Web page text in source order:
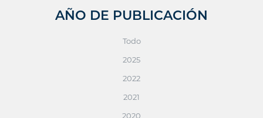
AÑO DE PUBLICACIÓN
Todo
2025
2022
2021
2020